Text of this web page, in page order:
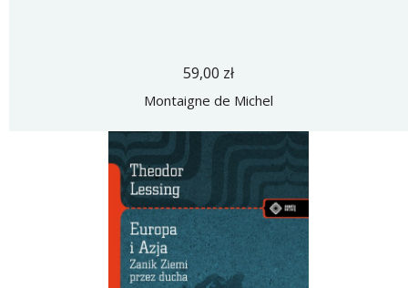
59,00 zł
Montaigne de Michel